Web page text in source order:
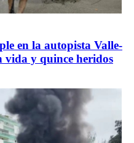
en la autopista Valle-
vida y quince heridos